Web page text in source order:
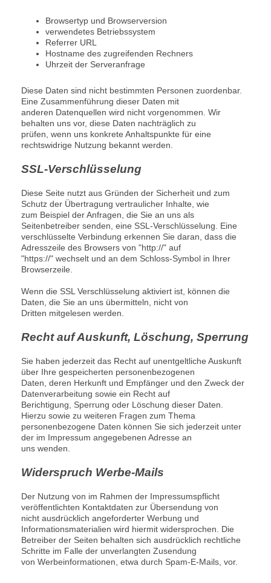
Browsertyp und Browserversion
verwendetes Betriebssystem
Referrer URL
Hostname des zugreifenden Rechners
Uhrzeit der Serveranfrage
Diese Daten sind nicht bestimmten Personen zuordenbar.
Eine Zusammenführung dieser Daten mit
anderen Datenquellen wird nicht vorgenommen. Wir
behalten uns vor, diese Daten nachträglich zu
prüfen, wenn uns konkrete Anhaltspunkte für eine
rechtswidrige Nutzung bekannt werden.
SSL-Verschlüsselung
Diese Seite nutzt aus Gründen der Sicherheit und zum
Schutz der Übertragung vertraulicher Inhalte, wie
zum Beispiel der Anfragen, die Sie an uns als
Seitenbetreiber senden, eine SSL-Verschlüsselung. Eine
verschlüsselte Verbindung erkennen Sie daran, dass die
Adresszeile des Browsers von "http://" auf
"https://" wechselt und an dem Schloss-Symbol in Ihrer
Browserzeile.
Wenn die SSL Verschlüsselung aktiviert ist, können die
Daten, die Sie an uns übermitteln, nicht von
Dritten mitgelesen werden.
Recht auf Auskunft, Löschung, Sperrung
Sie haben jederzeit das Recht auf unentgeltliche Auskunft
über Ihre gespeicherten personenbezogenen
Daten, deren Herkunft und Empfänger und den Zweck der
Datenverarbeitung sowie ein Recht auf
Berichtigung, Sperrung oder Löschung dieser Daten.
Hierzu sowie zu weiteren Fragen zum Thema
personenbezogene Daten können Sie sich jederzeit unter
der im Impressum angegebenen Adresse an
uns wenden.
Widerspruch Werbe-Mails
Der Nutzung von im Rahmen der Impressumspflicht
veröffentlichten Kontaktdaten zur Übersendung von
nicht ausdrücklich angeforderter Werbung und
Informationsmaterialien wird hiermit widersprochen. Die
Betreiber der Seiten behalten sich ausdrücklich rechtliche
Schritte im Falle der unverlangten Zusendung
von Werbeinformationen, etwa durch Spam-E-Mails, vor.